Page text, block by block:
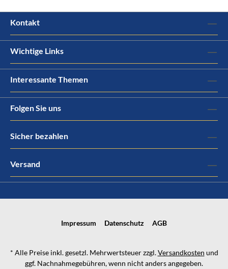
Kontakt
Wichtige Links
Interessante Themen
Folgen Sie uns
Sicher bezahlen
Versand
Impressum Datenschutz AGB
* Alle Preise inkl. gesetzl. Mehrwertsteuer zzgl.Versandkosten und
ggf. Nachnahmegebühren, wenn nicht anders angegeben.